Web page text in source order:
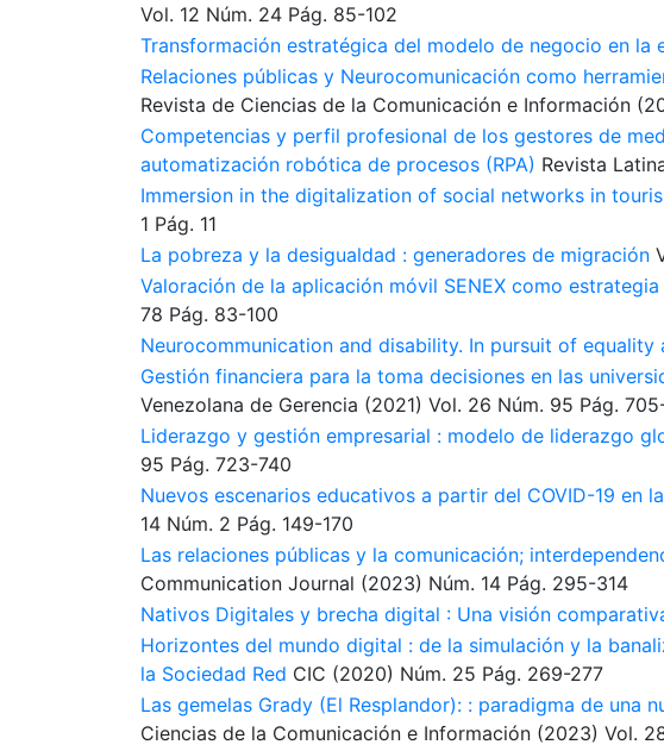
Vol. 12 Núm. 24 Pág. 85-102
Transformación estratégica del modelo de negocio en la
Relaciones públicas y Neurocomunicación como
Revista de Ciencias de la Comunicación e Información
Competencias y perfil profesional de los gestores de
automatización robótica de procesos (RPA) Revista
Immersion in the digitalization of social networks in
1 Pág. 11
La pobreza y la desigualdad : generadores de migración
Valoración de la aplicación móvil SENEX como
78 Pág. 83-100
Neurocommunication and disability. In pursuit of equality
Gestión financiera para la toma decisiones en las
Venezolana de Gerencia (2021) Vol. 26 Núm. 95 Pág.
Liderazgo y gestión empresarial : modelo de liderazgo
95 Pág. 723-740
Nuevos escenarios educativos a partir del COVID-19 en
14 Núm. 2 Pág. 149-170
Las relaciones públicas y la comunicación;
Communication Journal (2023) Núm. 14 Pág. 295-314
Nativos Digitales y brecha digital : Una visión
Horizontes del mundo digital : de la simulación y la
la Sociedad Red CIC (2020) Núm. 25 Pág. 269-277
Las gemelas Grady (El Resplandor): : paradigma de una
Ciencias de la Comunicación e Información (2023) Vol.